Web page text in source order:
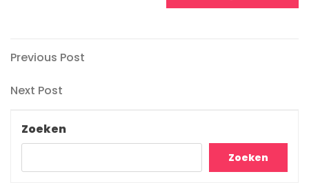
Berichtnavigatie
Previous
Previous Post
Next
Next Post
Zoeken
Zoeken